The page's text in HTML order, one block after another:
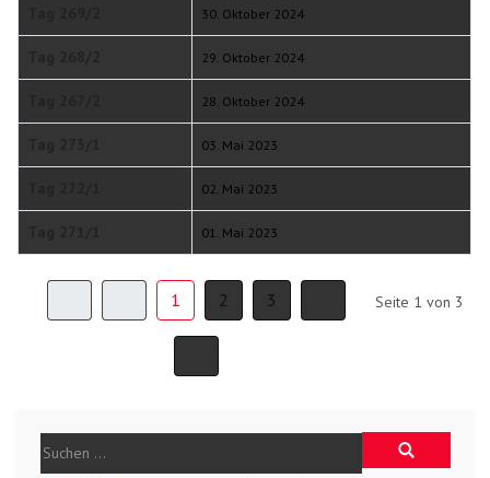
30. Oktober 2024
29. Oktober 2024
28. Oktober 2024
03. Mai 2023
02. Mai 2023
01. Mai 2023
Seite 1 von 3
1 2 3